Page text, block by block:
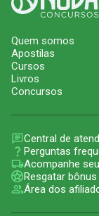
Quem somos
Apostilas
Cursos
Livros
Concursos
Central de
Perguntas
Acompanhe
Resgatar bônus
Área dos